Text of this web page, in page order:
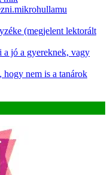
(megjelent lektorált
a jó a gyereknek, vagy
hogy nem is a tanárok